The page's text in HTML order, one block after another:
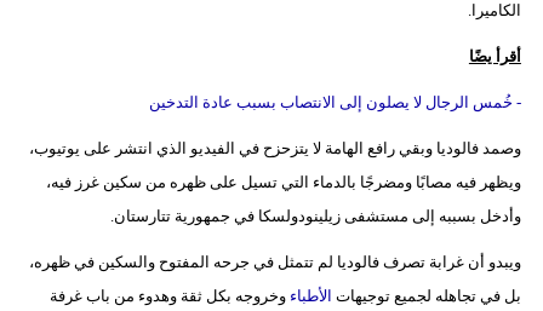
الكاميرا.
أقرأ يضًا
- خُمس الرجال لا يصلون إلى الانتصاب بسبب عادة التدخين
وصمد فالوديا وبقي رافع الهامة لا يتزحزح في الفيديو الذي انتشر على يوتيوب،
ويظهر فيه مصابًا ومضرجًا بالدماء التي تسيل على ظهره من سكين غرز فيه،
وأدخل بسببه إلى مستشفى زيلينودولسكا في جمهورية تتارستان.
ويبدو أن غرابة تصرف فالوديا لم تتمثل في جرحه المفتوح والسكين في ظهره،
بل في تجاهله لجميع توجيهات الأطباءوخروجه بكل ثقة وهدوء من باب غرفة